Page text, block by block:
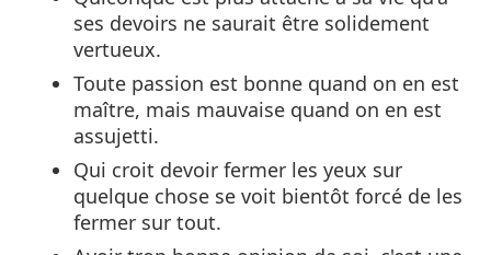
ses devoirs ne saurait être solidement
vertueux.
Toute passion est bonne quand on en est
maître, mais mauvaise quand on en est
assujetti.
Qui croit devoir fermer les yeux sur
quelque chose se voit bientôt forcé de les
fermer sur tout.